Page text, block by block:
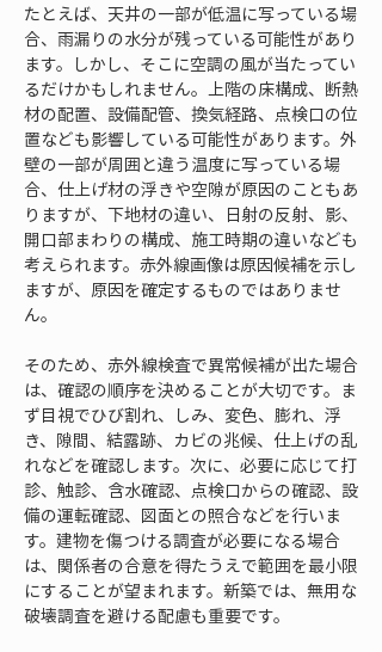
たとえば、天井の一部が低温に写っている場
合、雨漏りの水分が残っている可能性があり
ます。しかし、そこに空調の風が当たってい
るだけかもしれません。上階の床構成、断熱
材の配置、設備配管、換気経路、点検口の位
置なども影響している可能性があります。外
壁の一部が周囲と違う温度に写っている場
合、仕上げ材の浮きや空隙が原因のこともあ
りますが、下地材の違い、日射の反射、影、
開口部まわりの構成、施工時期の違いなども
考えられます。赤外線画像は原因候補を示し
ますが、原因を確定するものではありませ
ん。
そのため、赤外線検査で異常候補が出た場合
は、確認の順序を決めることが大切です。ま
ず目視でひび割れ、しみ、変色、膨れ、浮
き、隙間、結露跡、カビの兆候、仕上げの乱
れなどを確認します。次に、必要に応じて打
診、触診、含水確認、点検口からの確認、設
備の運転確認、図面との照合などを行いま
す。建物を傷つける調査が必要になる場合
は、関係者の合意を得たうえで範囲を最小限
にすることが望まれます。新築では、無用な
破壊調査を避ける配慮も重要です。